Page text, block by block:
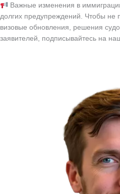
Важные изменения в
долгих предупреждений. Чтобы не
визовые обновления, решения
заявителей, подписывайтесь на